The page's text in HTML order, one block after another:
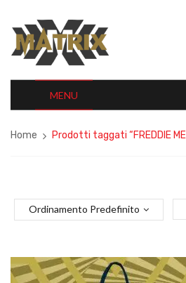
MENU
Home Prodotti taggati “FREDDIE
Ordinamento Predefinito